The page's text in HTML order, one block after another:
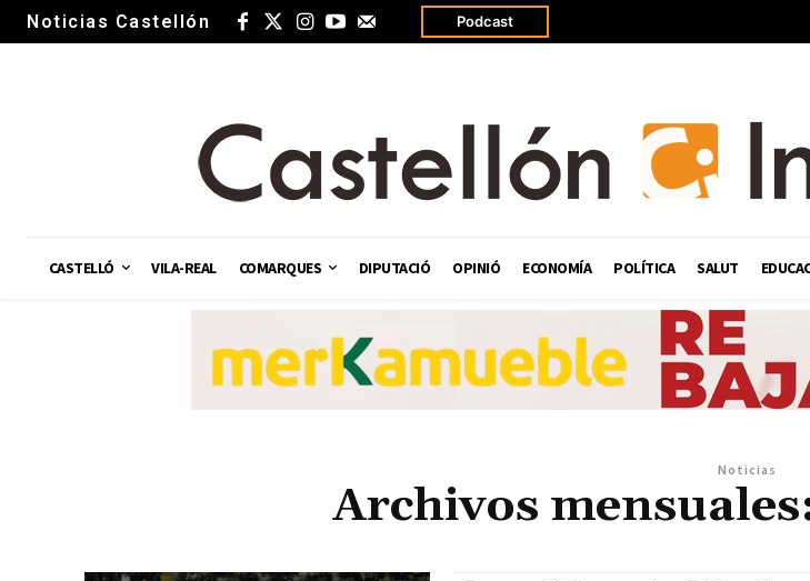
Noticias Castellón Podcast
CASTELLÓ VILA-REAL COMARQUES DIPUTACIÓ OPINIÓ ECONOMÍA POLÍTICA SALUT
Noticias
Archivos